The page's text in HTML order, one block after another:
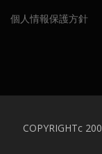
個人情報保護方針
COPYRIGHTc